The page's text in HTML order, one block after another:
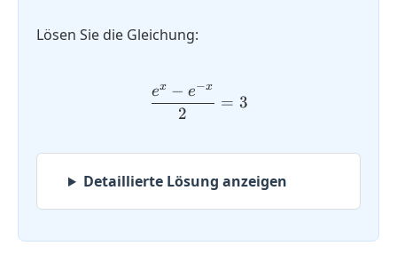
Lösen Sie die Gleichung:
\dfrac{e^x - e^{-x}}{2} =
2
ex − e−x
= 3
Detaillierte Lösung anzeigen